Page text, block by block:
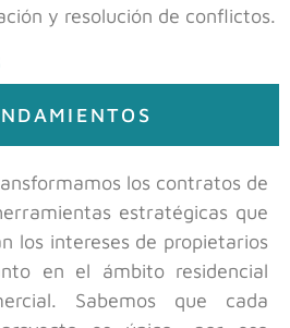
y resolución de conflictos.
los contratos de
estratégicas que
los intereses de propietarios
en el ámbito residencial
Sabemos que cada